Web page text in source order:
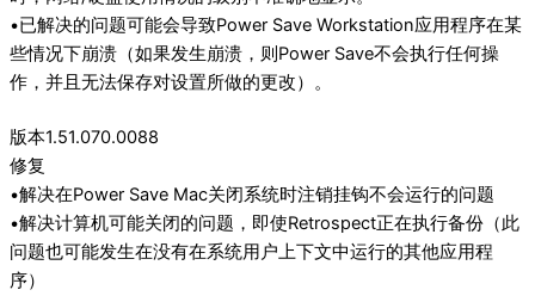
•已解决的问题可能会导致Power Save Workstation应用程序在某
些情况下崩溃（如果发生崩溃，则Power Save不会执行任何操
作，并且无法保存对设置所做的更改）。
版本1.51.070.0088
修复
•解决在Power Save Mac关闭系统时注销挂钩不会运行的问题
•解决计算机可能关闭的问题，即使Retrospect正在执行备份（此
问题也可能发生在没有在系统用户上下文中运行的其他应用程
序）